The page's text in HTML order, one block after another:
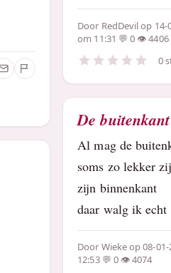
Door RedDevilop 14-
om 11:31
0
4406
0
De buitenkant
Al mag de
soms zo lekker
zijn binnenkant
daar walg ik echt
Door Wiekeop 08-01-
12:53
0
4074